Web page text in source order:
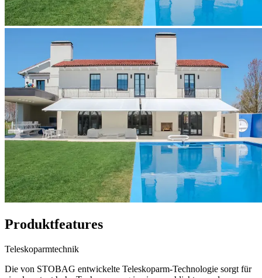
Produktfeatures
Teleskoparmtechnik
Die von STOBAG entwickelte Teleskoparm-Technologie sorgt für